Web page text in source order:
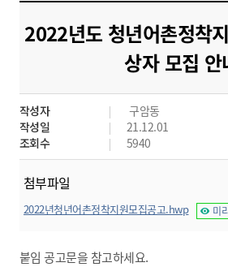
도
시
군
산
2022년도 청년어촌정착
상자 모집 안
작성자
구암동
작성일
21.12.01
조회수
5940
첨부파일
2022년청년어촌정착지원모집공고.hwp 미
붙임 공고문을 참고하세요.